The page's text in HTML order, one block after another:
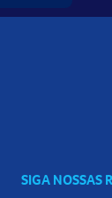
Não
SIGA NOSSAS